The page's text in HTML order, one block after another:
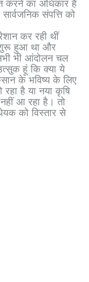
करने का अधिकार है
संपत्ति को
कर रही थीं
हुआ था और
भी आंदोलन चल
हूं कि क्या ये
के भविष्य के लिए
रहा है या नया कृषि
आ रहा है। तो
को विस्तार से